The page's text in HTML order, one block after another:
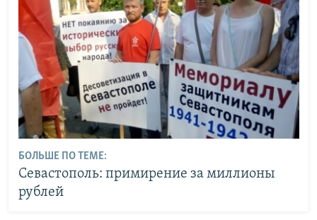
БОЛЬШЕ ПО ТЕМЕ:
Севастополь: примирение за миллионы
рублей